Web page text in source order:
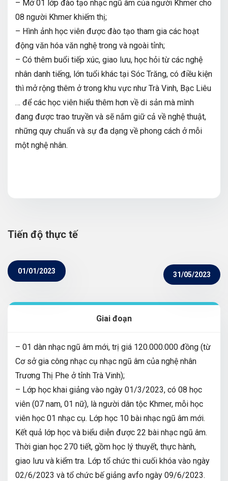
– Mở 01 lớp đào tạo nhạc ngũ âm của người Khmer cho
08 người Khmer khiếm thị;
– Hình ảnh học viên được đào tạo tham gia các hoạt
động văn hóa văn nghệ trong và ngoài tỉnh;
– Có thêm buổi tiếp xúc, giao lưu, học hỏi từ các nghệ
nhân danh tiếng, lớn tuổi khác tại Sóc Trăng, có điều kiện
thì mở rộng thêm ở trong khu vực như Trà Vinh, Bạc Liêu
… để các học viên hiểu thêm hơn về di sản mà mình
đang được trao truyền và sẽ nắm giữ cả về nghệ thuật,
những quy chuẩn và sự đa dạng về phong cách ở mỗi
một nghệ nhân.
Tiến độ thực tế
01/01/2023 31/05/2023
Giai đoạn
– 01 dàn nhạc ngũ âm mới, trị giá 120.000.000 đồng (từ
Cơ sở gia công nhạc cụ nhạc ngũ âm của nghệ nhân
Trương Thị Phe ở tỉnh Trà Vinh);
– Lớp học khai giảng vào ngày 01/3/2023, có 08 học
viên (07 nam, 01 nữ), là người dân tộc Khmer, mỗi học
viên học 01 nhạc cụ. Lớp học 10 bài nhạc ngũ âm mới.
Kết quả lớp học và biểu diễn được 22 bài nhạc ngũ âm.
Thời gian học 270 tiết, gồm học lý thuyết, thực hành,
giao lưu và kiểm tra. Lớp tổ chức thi cuối khóa vào ngày
02/6/2023 và tổ chức bế giảng avfo ngày 09/6/2023.